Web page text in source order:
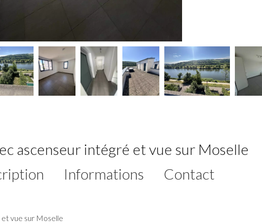
ascenseur intégré et vue sur Moselle
Informations Contact
vue sur Moselle